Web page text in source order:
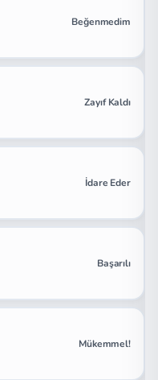
Beğenmedim
Zayıf Kaldı
İdare Eder
Başarılı
Mükemmel!